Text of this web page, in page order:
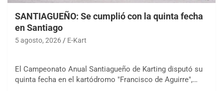
SANTIAGUEÑO: Se cumplió con la quinta fecha
en Santiago
5 agosto, 2026 E-Kart
El Campeonato Anual Santiagueño de Karting disputó su
quinta fecha en el kartódromo "Francisco de Aguirre",…